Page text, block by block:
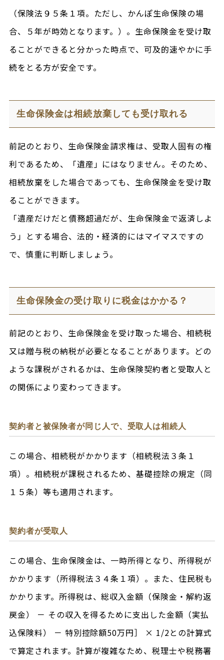
（保険法９５条１項。ただし、かんぽ生命保険の場
合、５年が時効となります。）。生命保険金を受け取
ることができると分かった時点で、可及的速やかに手
続をとる方が安全です。
生命保険金は相続放棄しても受け取れる
前記のとおり、生命保険金請求権は、受取人固有の権
利であるため、「遺産」にはなりません。そのため、
相続放棄をした場合であっても、生命保険金を受け取
ることができます。
「遺産だけだと債務超過だが、生命保険金で返済しよ
う」とする場合、法的・経済的にはマイマスですの
で、慎重に判断しましょう。
生命保険金の受け取りに税金はかかる？
前記のとおり、生命保険金を受け取った場合、相続税
又は贈与税の納税が必要となることがあります。どの
ような課税がされるかは、生命保険契約者と受取人と
の関係により変わってきます。
契約者と被保険者が同じ人で、受取人は相続人
この場合、相続税がかかります（相続税法３条１
項）。相続税が課税されるため、基礎控除の規定（同
１５条）等も適用されます。
契約者が受取人
この場合、生命保険金は、一時所得となり、所得税が
かかります（所得税法３４条１項）。また、住民税も
かかります。所得税は、総収入金額（保険金・解約返
戻金） － その収入を得るために支出した金額（実払
込保険料） － 特別控除額50万円］ × 1/2との計算式
で算定されます。計算が複雑なため、税理士や税務署